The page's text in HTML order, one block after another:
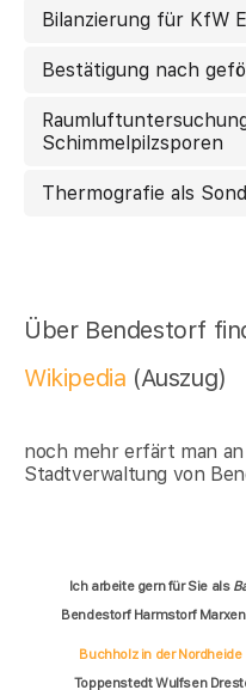
Bilanzierung für KfW
Bestätigung nach
Schimmelpilzsporen
Thermografie als
Über Bendestorf
Wikipedia (Auszug)
noch mehr erfärt man
Stadtverwaltung von
Ich arbeite gern für Sie als
Bendestorf Harmstorf Marxen
Buchholz in der Nordheide
Toppenstedt Wulfsen